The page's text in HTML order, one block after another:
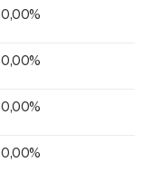
0,00%
0,00%
0,00%
0,00%